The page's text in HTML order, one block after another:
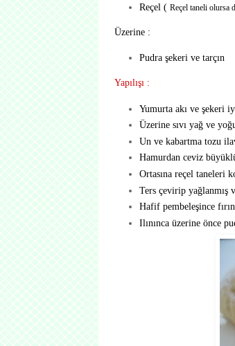
Reçel ( Reçel taneli olursa
Üzerine :
Pudra şekeri ve tarçın
Yapılışı :
Yumurta akı ve şekeri
Üzerine sıvı yağ ve
Un ve kabartma tozu
Hamurdan ceviz
Ortasına reçel taneleri
Ters çevirip yağlanmış
Hafif pembeleşince
Ilınınca üzerine önce